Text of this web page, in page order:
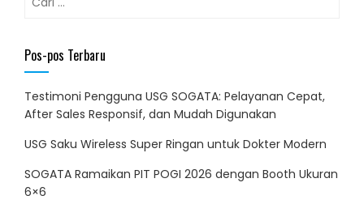
untuk:
Pos-pos Terbaru
Testimoni Pengguna USG SOGATA: Pelayanan Cepat,
After Sales Responsif, dan Mudah Digunakan
USG Saku Wireless Super Ringan untuk Dokter Modern
SOGATA Ramaikan PIT POGI 2026 dengan Booth Ukuran
6×6